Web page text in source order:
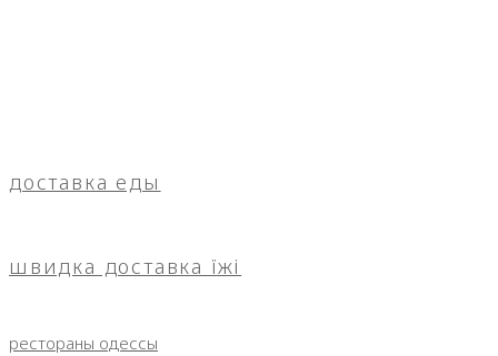
доставка еды
швидка доставка їжі
рестораны одессы